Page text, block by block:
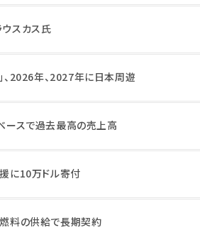
ウスカス氏
」、2026年、2027年に日本周遊
ースで過去最高の売上高
に10万ドル寄付
料の供給で長期契約